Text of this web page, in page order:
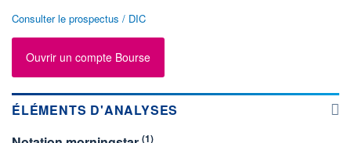
Consulter le prospectus / DIC
Ouvrir un compte Bourse
ÉLÉMENTS D'ANALYSES
(1)